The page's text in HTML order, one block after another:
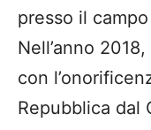
presso il
Nell’anno
con
Repubblica dal